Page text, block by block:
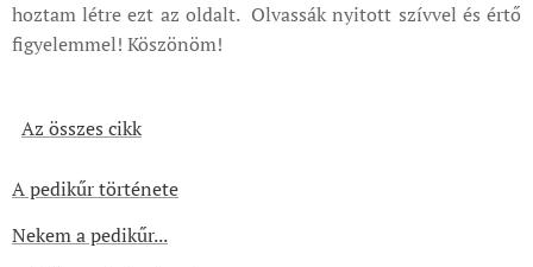
hoztam létre ezt az oldalt. Olvassák nyitott szívvel és értő
figyelemmel! Köszönöm!
Az összes cikk
A pedikűr története
Nekem a pedikűr...